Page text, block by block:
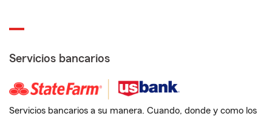
Servicios bancarios
Servicios bancarios a su manera. Cuando, donde y como los